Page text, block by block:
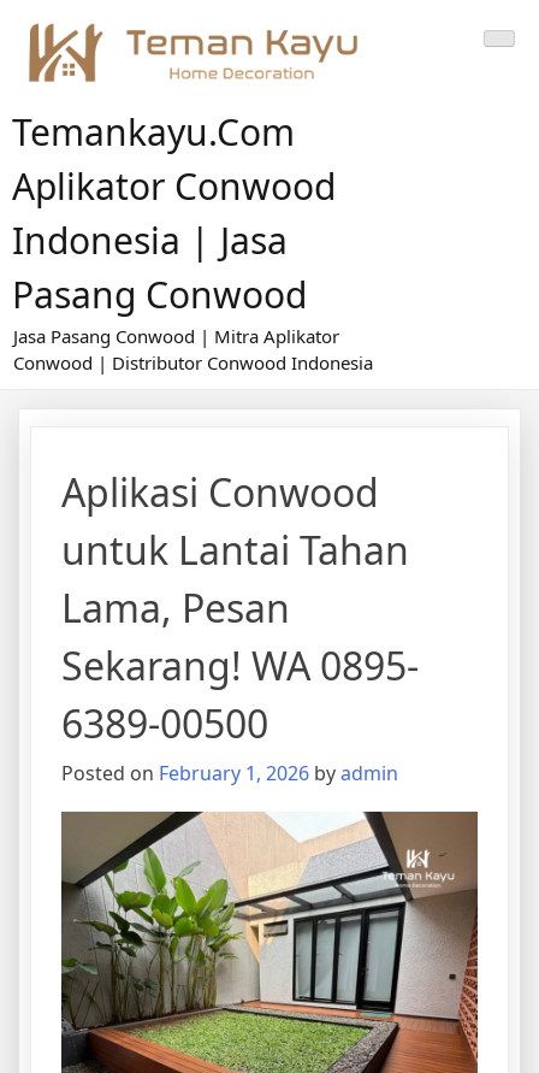
content
Temankayu.com
Aplikator Conwood
Indonesia | Jasa
Pasang Conwood
Jasa Pasang Conwood | Mitra Aplikator
Conwood | Distributor Conwood Indonesia
Aplikasi Conwood
untuk Lantai Tahan
Lama, Pesan
Sekarang! WA 0895-
6389-00500
Posted on February 1, 2026 byadmin